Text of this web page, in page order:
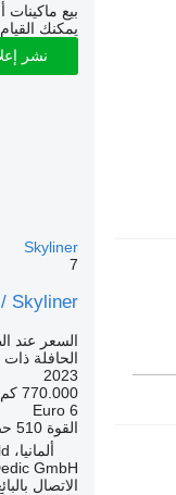
بيع
يمكنك
نشر
Skyliner
7
Skyliner
السعر عند
الحافلة ذات
2023
770.000 كم
Euro 6
القوة 510 حصان (375 kW)
ألمانيا، Reinfeld
GmbH
الاتصال